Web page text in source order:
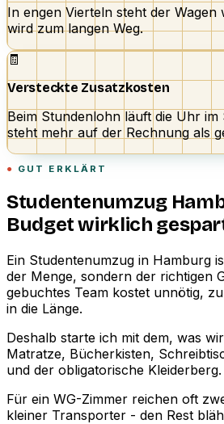
In engen Vierteln steht der Wagen
wird zum langen Weg.
🧾
Versteckte Zusatzkosten
Beim Stundenlohn läuft die Uhr im
steht mehr auf der Rechnung als
GUT ERKLÄRT
Studentenumzug
Budget wirklich
Ein Studentenumzug in Hamburg
der Menge, sondern der richtigen
gebuchtes Team kostet unnötig,
in die Länge.
Deshalb starte ich mit dem, was
Matratze, Bücherkisten,
und der obligatorische Kleiderberg.
Für ein WG-Zimmer reichen oft
kleiner Transporter - den Rest